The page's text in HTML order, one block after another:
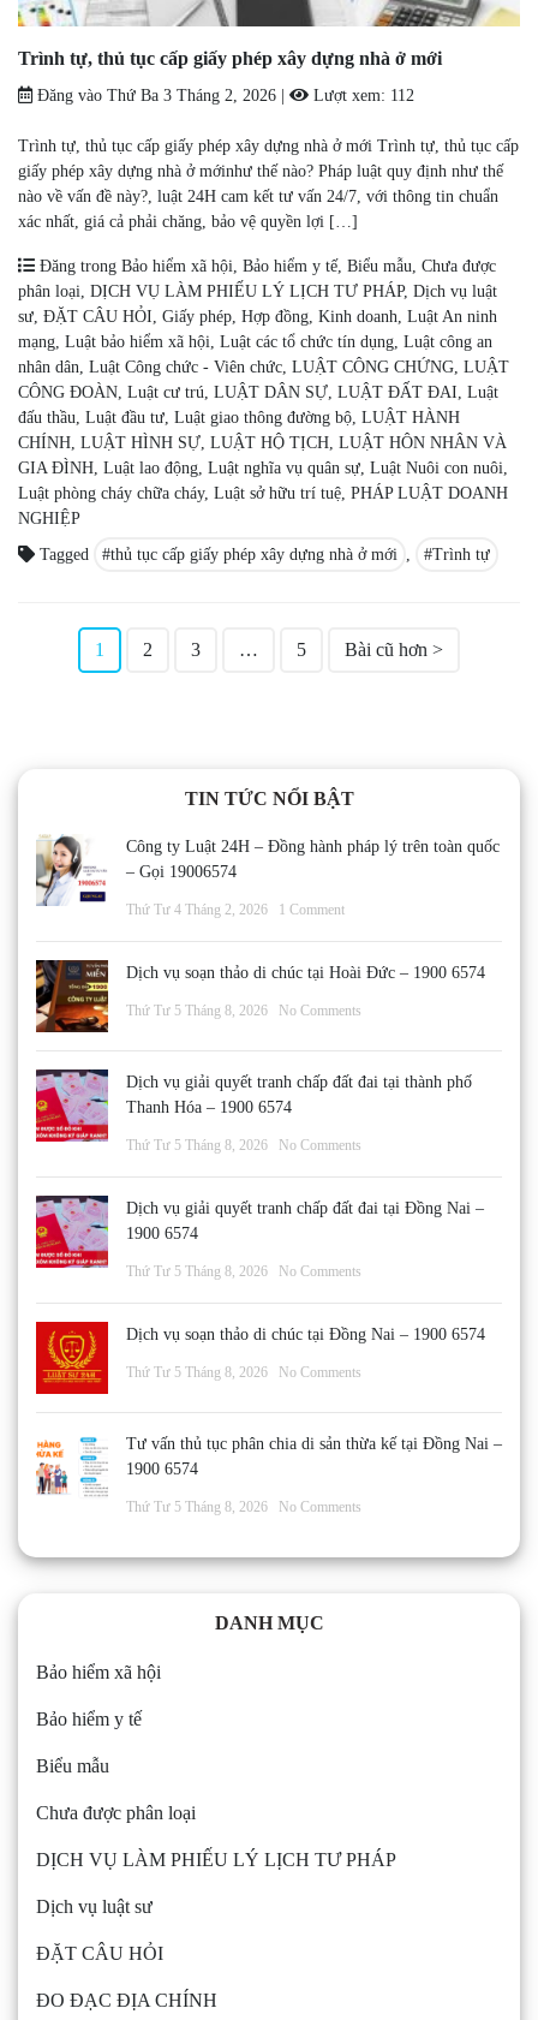
Trình tự, thủ tục cấp giấy phép xây dựng nhà ở mới
Đăng vào Thứ Ba 3 Tháng 2, 2026 Lượt xem: 112
Trình tự, thủ tục cấp giấy phép xây dựng nhà ở mới Trình tự, thủ tục cấp
giấy phép xây dựng nhà ở mớinhư thế nào? Pháp luật quy định như thế
nào về vấn đề này?, luật 24H cam kết tư vấn 24/7, với thông tin chuẩn
xác nhất, giá cả phải chăng, bảo vệ quyền lợi […]
Đăng trong Bảo hiểm xã hội, Bảo hiểm y tế, Biểu mẫu, Chưa được
phân loại, DỊCH VỤ LÀM PHIẾU LÝ LỊCH TƯ PHÁP, Dịch vụ luật
sư, ĐẶT CÂU HỎI, Giấy phép, Hợp đồng, Kinh doanh, Luật An ninh
mạng, Luật bảo hiểm xã hội, Luật các tổ chức tín dụng, Luật công an
nhân dân, Luật Công chức - Viên chức, LUẬT CÔNG CHỨNG, LUẬT
CÔNG ĐOÀN, Luật cư trú, LUẬT DÂN SỰ, LUẬT ĐẤT ĐAI, Luật
đấu thầu, Luật đầu tư, Luật giao thông đường bộ, LUẬT HÀNH
CHÍNH, LUẬT HÌNH SỰ, LUẬT HỘ TỊCH, LUẬT HÔN NHÂN VÀ
GIA ĐÌNH, Luật lao động, Luật nghĩa vụ quân sự, Luật Nuôi con nuôi,
Luật phòng cháy chữa cháy, Luật sở hữu trí tuệ, PHÁP LUẬT DOANH
NGHIỆP
Tagged
thủ tục cấp giấy phép xây dựng nhà ở mới , Trình tự
Phân
viết
1 2 3 … 5 Bài cũ hơn >
TIN TỨC NỔI BẬT
Công ty Luật 24H – Đồng hành pháp lý trên toàn quốc
– Gọi 19006574
Thứ Tư 4 Tháng 2, 2026 1 Comment
Dịch vụ soạn thảo di chúc tại Hoài Đức – 1900 6574
Thứ Tư 5 Tháng 8, 2026 No Comments
Dịch vụ giải quyết tranh chấp đất đai tại thành phố
Thanh Hóa – 1900 6574
Thứ Tư 5 Tháng 8, 2026 No Comments
Dịch vụ giải quyết tranh chấp đất đai tại Đồng Nai –
1900 6574
Thứ Tư 5 Tháng 8, 2026 No Comments
Dịch vụ soạn thảo di chúc tại Đồng Nai – 1900 6574
Thứ Tư 5 Tháng 8, 2026 No Comments
Tư vấn thủ tục phân chia di sản thừa kế tại Đồng Nai –
1900 6574
Thứ Tư 5 Tháng 8, 2026 No Comments
DANH MỤC
Bảo hiểm xã hội
Bảo hiểm y tế
Biểu mẫu
Chưa được phân loại
DỊCH VỤ LÀM PHIẾU LÝ LỊCH TƯ PHÁP
Dịch vụ luật sư
ĐẶT CÂU HỎI
ĐO ĐẠC ĐỊA CHÍNH